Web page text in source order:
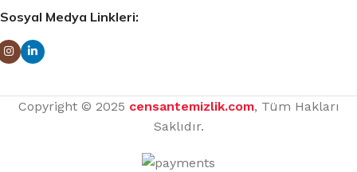
Sosyal Medya Linkleri:
Copyright © 2025 censantemizlik.com, Tüm Hakları
Saklıdır.